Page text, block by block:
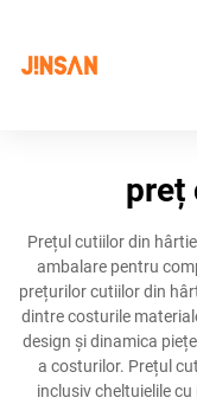
preț
Prețul cutiilor din
ambalare pentru
prețurilor cutiilor din
dintre costurile
design și dinamica
a costurilor. Prețul
inclusiv cheltuielile